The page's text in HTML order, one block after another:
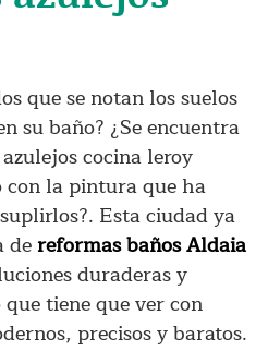
que se notan los suelos
su baño? ¿Se encuentra
cocina leroy
la pintura que ha
Esta ciudad ya
dereformas baños Aldaia
duraderas y
tiene que ver con
precisos y baratos.